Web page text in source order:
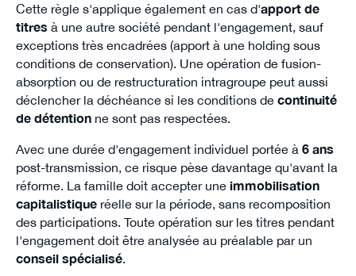
Cette règle s'applique également en cas d'apport de
titres à une autre société pendant l'engagement, sauf
exceptions très encadrées (apport à une holding sous
conditions de conservation). Une opération de fusion-
absorption ou de restructuration intragroupe peut aussi
déclencher la déchéance si les conditions de continuité
de détentionne sont pas respectées.
Avec une durée d'engagement individuel portée à 6 ans
post-transmission, ce risque pèse davantage qu'avant la
réforme. La famille doit accepter une immobilisation
capitalistiqueréelle sur la période, sans recomposition
des participations. Toute opération sur les titres pendant
l'engagement doit être analysée au préalable par un
conseil spécialisé.